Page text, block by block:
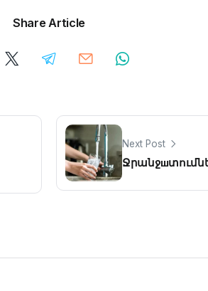
Share Article
Next Post